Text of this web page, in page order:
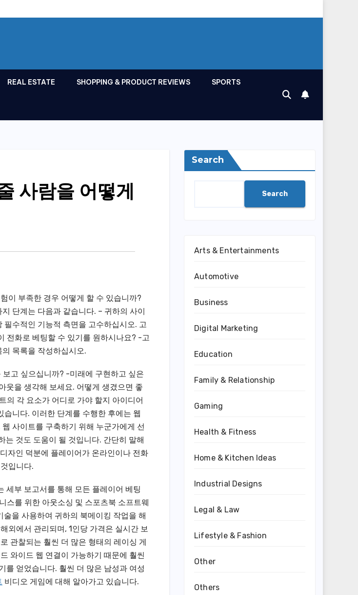
REAL ESTATE SHOPPING & PRODUCT REVIEWS SPORTS
사람을 어떻게
이 부족한 경우 어떻게 할 수 있습니까?
단계는 다음과 같습니다. – 귀하의 사이
수적인 기능적 측면을 고수하십시오. 고
전화로 베팅할 수 있기를 원하시나요? -고
목록을 작성하십시오.
고 싶으십니까? -미래에 구현하고 싶은
웃을 생각해 보세요. 어떻게 생겼으면 좋
의 각 요소가 어디로 가야 할지 아이디어
니다. 이러한 단계를 수행한 후에는 웹
사이트를 구축하기 위해 누군가에게 선
는 것도 도움이 될 것입니다. 간단히 말해
자인 덕분에 플레이어가 온라인이나 전화
입니다.
세부 보고서를 통해 모든 플레이어 베팅
스를 위한 아웃소싱 및 스포츠북 소프트웨
을 사용하여 귀하의 북메이킹 작업을 해
외에서 관리되며, 1인당 가격은 실시간 보
관찰되는 훨씬 더 많은 형태의 레이싱 게
와이드 웹 연결이 가능하기 때문에 훨씬
를 얻었습니다. 훨씬 더 많은 남성과 여성
비디오 게임에 대해 알아가고 있습니다.
Search
Search
Arts & Entertainments
Automotive
Business
Digital Marketing
Education
Family & Relationship
Gaming
Health & Fitness
Home & Kitchen Ideas
Industrial Designs
Legal & Law
Lifestyle & Fashion
Other
Others